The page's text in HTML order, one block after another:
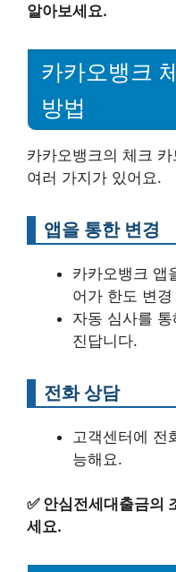
알아보세요.
카카오뱅크
방법
카카오뱅크의 체크
여러 가지가 있어요.
앱을 통한 변경
카카오뱅크 앱
어가 한도 변
자동 심사를
진답니다.
전화 상담
고객센터에 전
능해요.
✅ 안심전세대출금의
세요.